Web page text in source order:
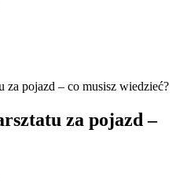
za pojazd – co musisz wiedzieć?
za pojazd –